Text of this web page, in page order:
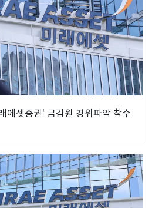
에셋증권' 금감원 경위파악 착수